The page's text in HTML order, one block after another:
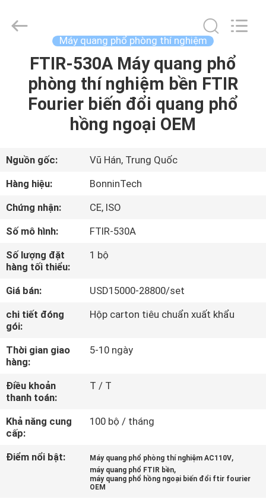
TRANG
CHỦ
PHẨM
VIDEO
VỀ
CHÚNG
TÔI
THAM
QUAN
NHÀ
MÁY
KIỂM
SOÁT
CHẤT
nghiệm
AA320N
Technology
ECER
Máy quang phổ phòng thí nghiệm
FTIR-530A Máy quang phổ
phòng thí nghiệm bền FTIR
Fourier biến đổi quang phổ
hồng ngoại OEM
Nguồn gốc:
Vũ Hán, Trung Quốc
Hàng hiệu:
BonninTech
Chứng nhận:
CE, ISO
Số mô hình:
FTIR-530A
Số lượng đặt
hàng tối thiểu:
1 bộ
Giá bán:
USD15000-28800/set
chi tiết đóng
gói:
Hộp carton tiêu chuẩn xuất khẩu
Thời gian giao
hàng:
5-10 ngày
Điều khoản
thanh toán:
T / T
Khả năng cung
cấp:
100 bộ / tháng
Điểm nổi bật: Máy quang phổ phòng thí nghiệm AC110V,
máy quang phổ FTIR bền,
máy quang phổ hồng ngoại biến đổi ftir fourier
OEM